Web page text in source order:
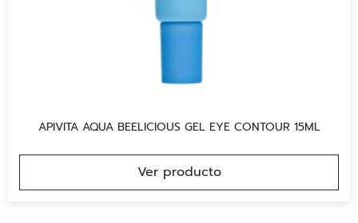
APIVITA AQUA BEELICIOUS GEL EYE CONTOUR 15ML
Ver producto